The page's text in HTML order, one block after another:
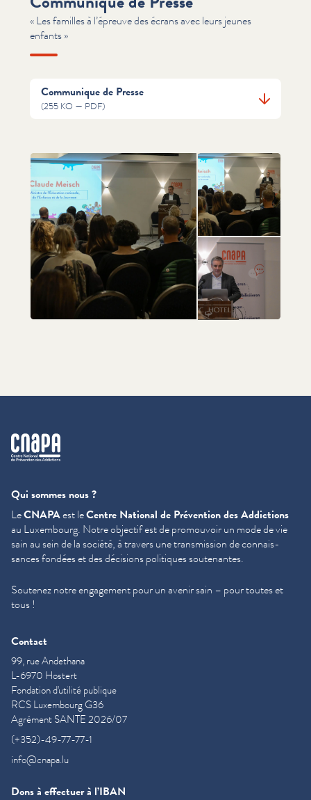
« Les familles à l’épreuve des écrans avec leurs jeunes
enfants »
Communique de Presse
(255 KO — PDF)
+40
cnapa
Qui sommes nous ?
LeCNAPAest leCentre National de Prévention des Addictions
au Luxembourg. Notre objectif est de promouvoir un mode de vie
sain au sein de la société, à travers une trans­mis­sion de con­nais­
sances fondées et des décisions politiques soutenantes.
Soutenez notre engagement pour un avenir sain – pour toutes et
tous !
Contact
99, rue Andethana
L-6970 Hostert
Fondation d'utilité publique
RCS Luxembourg G36
Agrément SANTE 2026/07
(+352)-49-77-77-1
info@cnapa.lu
Dons à effectuer à l’IBAN